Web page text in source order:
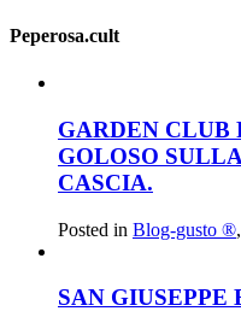
Peperosa.cult
GARDEN CLUB
GOLOSO
CASCIA.
Posted in Blog-gusto ®,
SAN